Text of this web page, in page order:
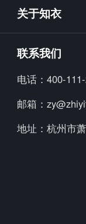
知款
知小布
知小衣
海外探款
美念
炼丹炉
关于知衣
加入我们
行业资讯
公司动态
联系我们
电话： 400-
邮箱：
地址： 杭州市